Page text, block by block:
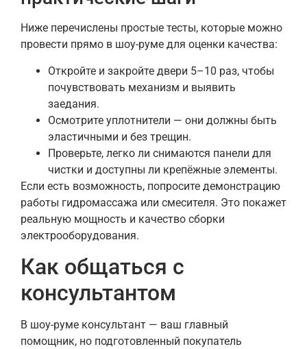
Ниже перечислены простые тесты, которые можно
провести прямо в шоу-руме для оценки качества:
Откройте и закройте двери 5–10 раз, чтобы
почувствовать механизм и выявить
заедания.
Осмотрите уплотнители — они должны быть
эластичными и без трещин.
Проверьте, легко ли снимаются панели для
чистки и доступны ли крепёжные элементы.
Если есть возможность, попросите демонстрацию
работы гидромассажа или смесителя. Это покажет
реальную мощность и качество сборки
электрооборудования.
Как общаться с
консультантом
В шоу-руме консультант — ваш главный
помощник, но подготовленный покупатель